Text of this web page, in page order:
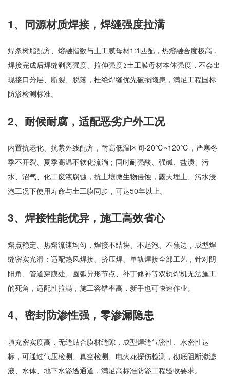
1、同源材质焊接，焊缝强度拉满
焊条树脂配方、熔融指数与土工膜母材1:1匹配，热熔融合度极高，
焊接完成后焊缝剥离强度、拉伸强度≥土工膜母材本体强度，不会出
现接口分层、断裂、脱落，杜绝焊缝优先破损隐患，满足工程国标
防渗检测标准。
2、耐候耐腐，适配恶劣户外工况
内置抗老化、抗紫外线配方，耐高低温区间-20℃~120℃，严寒冬
季不开裂、夏季高温不软化流淌；同时耐强酸、强碱、盐渍、污
水、沼气、化工废液腐蚀，抗土壤微生物侵蚀，露天埋土、污水浸
泡工况下使用寿命与土工膜同步，可达50年以上。
3、焊接性能优异，施工高效省心
熔点稳定、热熔流速均匀，焊接不结块、不起泡、不焦边，成型焊
缝密实光滑；适配热风焊接、挤压焊、单轨焊接全部工艺，针对阴
阳角、管道穿膜处、圆弧异形节点、补丁修补等双轨焊机无法施工
的死角，适配性拉满，施工容错率高，新手也可快速作业。
4、密封防渗性强，零渗漏隐患
填充密实度高，无缝贴合膜材缝隙，成型焊缝气密性、水密性达
标，可通过气压检测、真空检测、电火花探伤检测，彻底阻断渗滤
液、水体、地下水渗透通道，满足高标准防渗工程验收要求。